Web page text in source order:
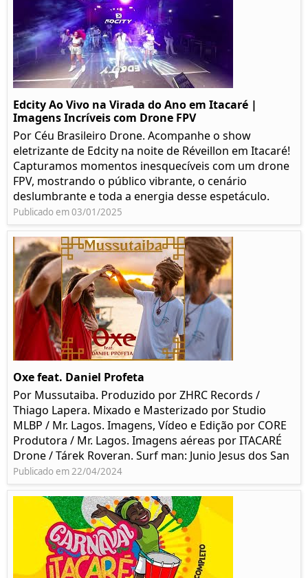
Edcity Ao Vivo na Virada do Ano em Itacaré |
Imagens Incríveis com Drone FPV
Por Céu Brasileiro Drone. Acompanhe o show
eletrizante de Edcity na noite de Réveillon em Itacaré!
Capturamos momentos inesquecíveis com um drone
FPV, mostrando o público vibrante, o cenário
deslumbrante e toda a energia desse espetáculo.
Publicado em 03/01/2025
Oxe feat. Daniel Profeta
Por Mussutaiba. Produzido por ZHRC Records /
Thiago Lapera. Mixado e Masterizado por Studio
MLBP / Mr. Lagos. Imagens, Vídeo e Edição por CORE
Produtora / Mr. Lagos. Imagens aéreas por ITACARÉ
Drone / Tárek Roveran. Surf man: Junio Jesus dos San
Publicado em 22/04/2024